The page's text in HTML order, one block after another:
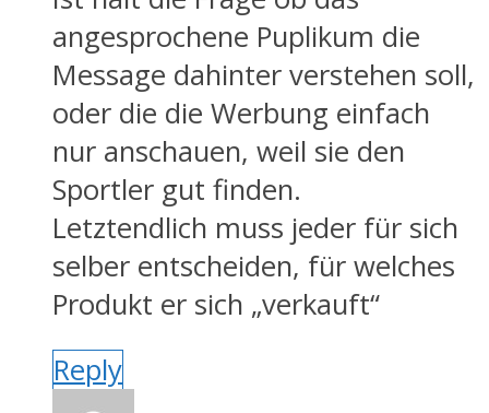
angesprochene Puplikum die
Message dahinter verstehen soll,
oder die die Werbung einfach
nur anschauen, weil sie den
Sportler gut finden.
Letztendlich muss jeder für sich
selber entscheiden, für welches
Produkt er sich „verkauft“
Reply